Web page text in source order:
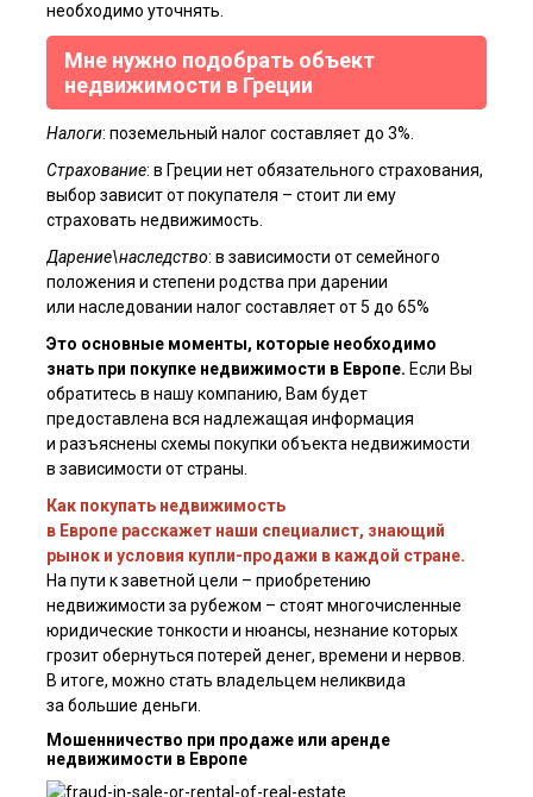
необходимо уточнять.
Мне нужно подобрать объект
недвижимости в Греции
Отправить
Налоги: поземельный налог составляет до 3%.
Страхование: в Греции нет обязательного страхования,
выбор зависит от покупателя – стоит ли ему
страховать недвижимость.
Дарение\наследство: в зависимости от семейного
положения и степени родства при дарении
или наследовании налог составляет от 5 до 65%
Это основные моменты, которые необходимо
знать при покупке недвижимости в Европе. Если Вы
обратитесь в нашу компанию, Вам будет
предоставлена вся надлежащая информация
и разъяснены схемы покупки объекта недвижимости
в зависимости от страны.
Как покупать недвижимость
в Европе расскажет наши специалист, знающий
рынок и условия купли-продажи в каждой стране.
На пути к заветной цели – приобретению
недвижимости за рубежом – стоят многочисленные
юридические тонкости и нюанcы, незнание которых
грозит обернуться потерей денег, времени и нервов.
В итоге, можно стать владельцем неликвида
за большие деньги.
Мошенничество при продаже или аренде
недвижимости в Европе